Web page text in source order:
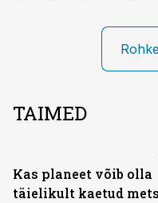
TAIMED
Kas planeet võib olla
täielikult kaetud